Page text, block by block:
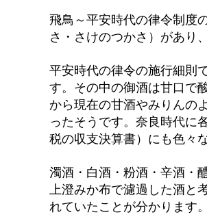
飛鳥～平安時代の律令制度
さ・さけのつかさ）があり
平安時代の律令の施行細則
す。その中の御酒は甘口で
から現在の甘酒やみりんの
ったそうです。奈良時代に
税の収支決算書）にも色々
濁酒・白酒・粉酒・辛酒・
上澄みか布で濾過した酒
れていたことが分かります。